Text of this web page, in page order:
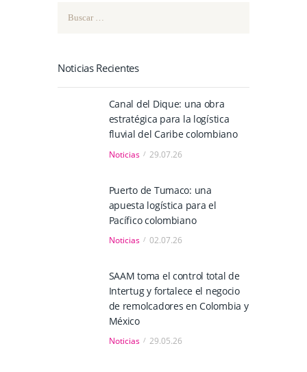
Noticias Recientes
Canal del Dique: una obra
estratégica para la logística
fluvial del Caribe colombiano
Noticias 29.07.26
Puerto de Tumaco: una
apuesta logística para el
Pacífico colombiano
Noticias 02.07.26
SAAM toma el control total de
Intertug y fortalece el negocio
de remolcadores en Colombia y
México
Noticias 29.05.26